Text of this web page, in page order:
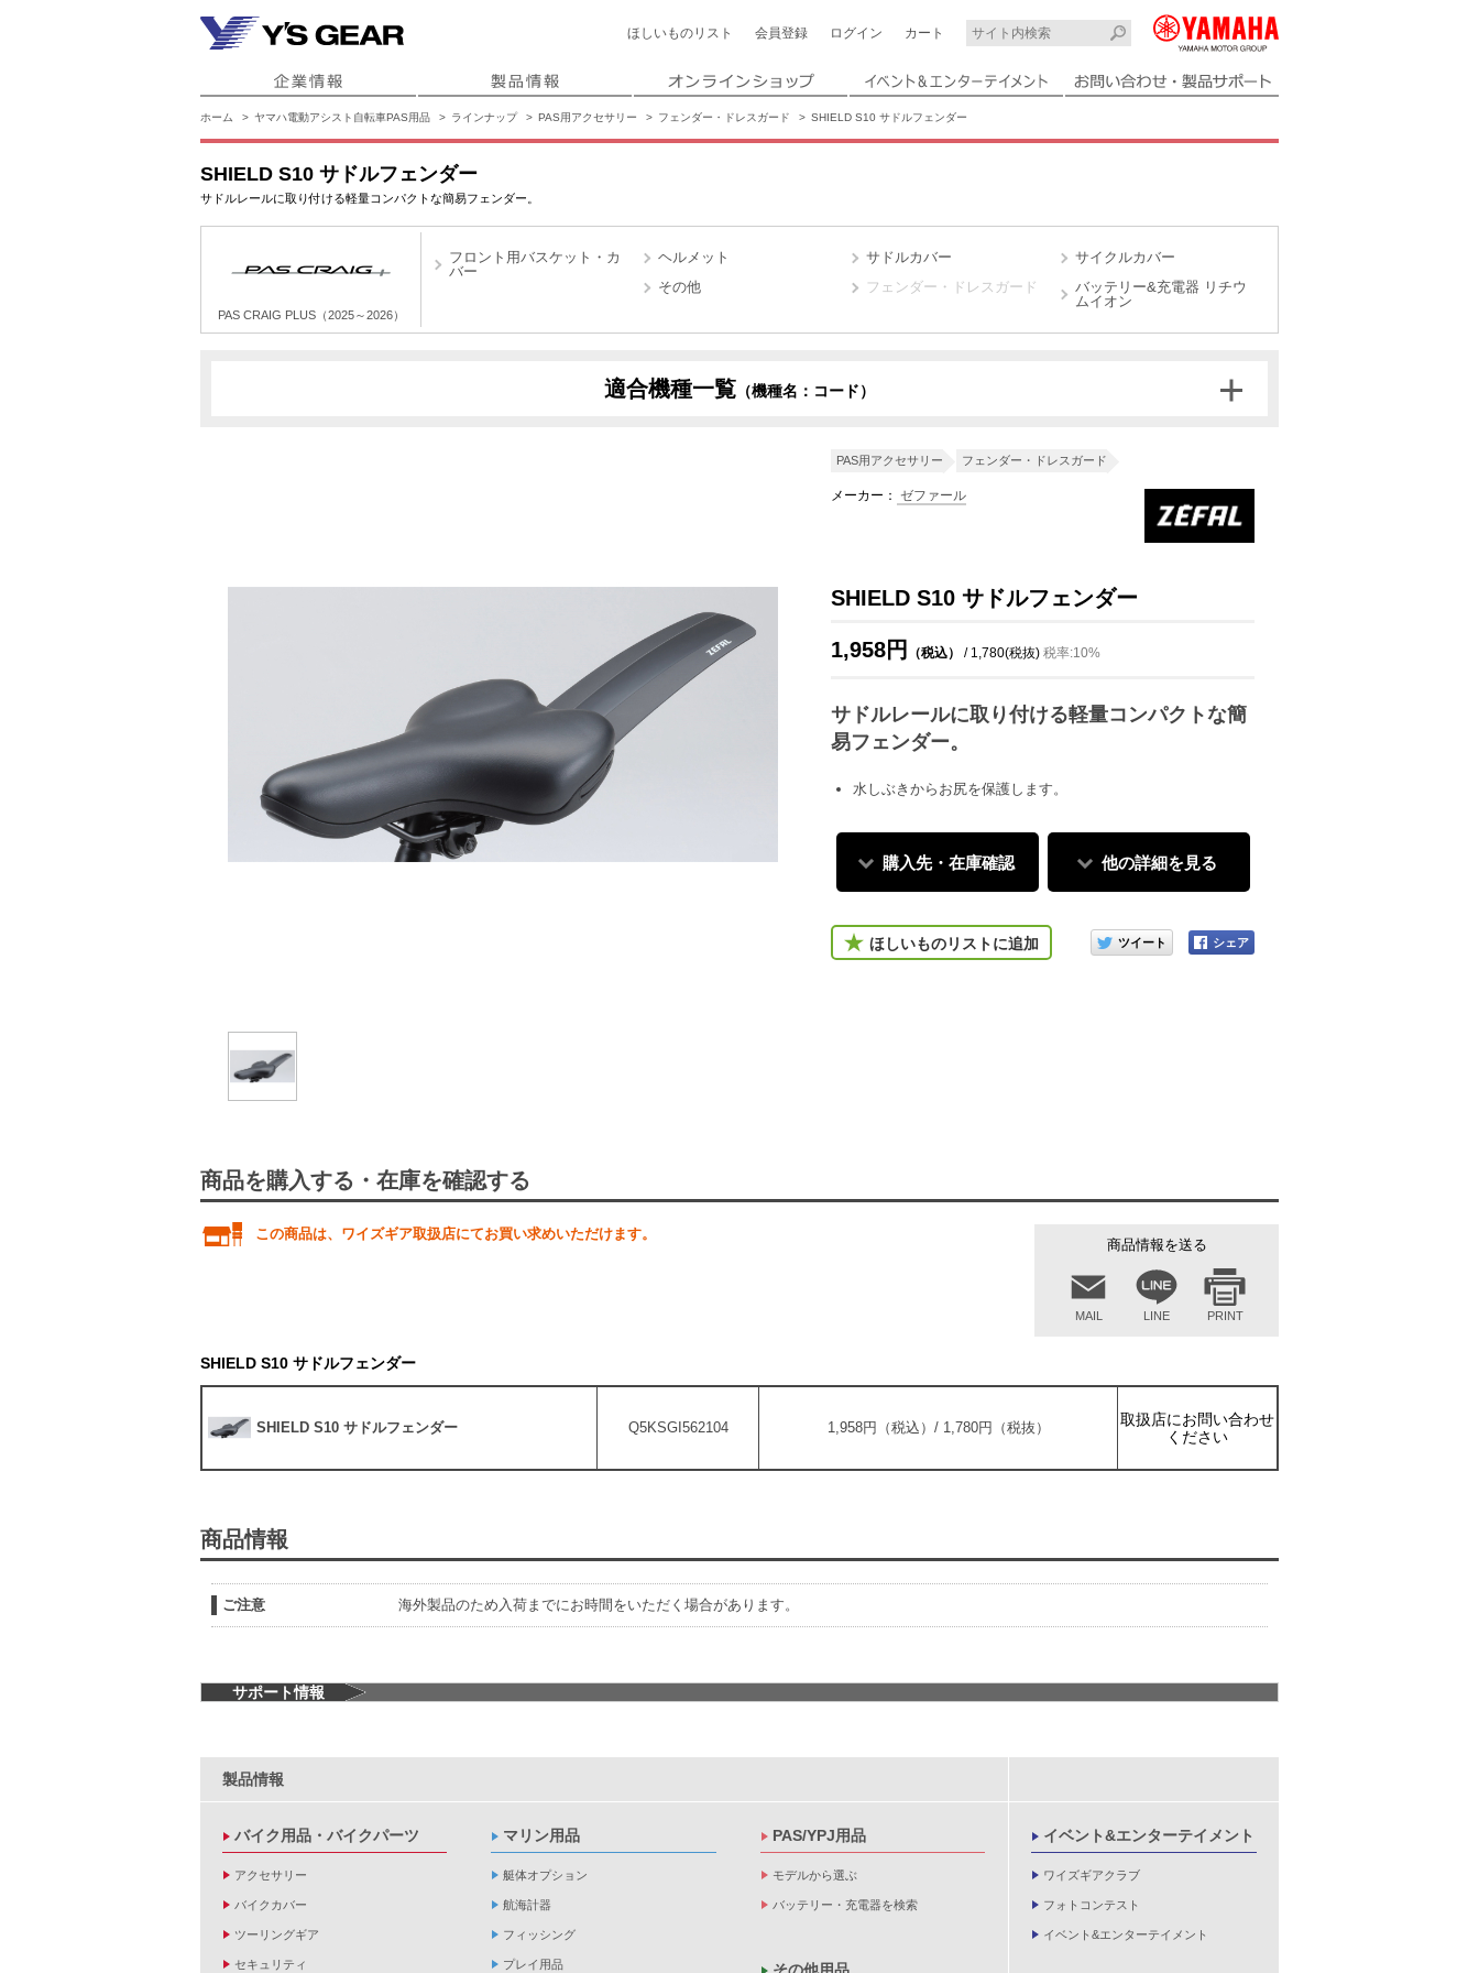
ほしいもの リスト 会員登録 ログイン カート
ホーム ヤマハ電動アシスト自転車PAS用品 ラインナップ PAS用アクセサリー フェンダー・ドレスガード SHIELD S10 サドルフェンダー
SHIELD S10 サドルフェンダー
サドルレールに取り付ける軽量コンパクトな簡易フェンダー。
PAS CRAIG PLUS（2025～2026）
フロント用バスケット・カ
バー
ヘルメット サドルカバー
サイクルカバー
その他
フェンダー・ドレスガード
バッテリー&充電器 リチウ
ムイオン
適合機種一覧 （機種名：コード）
PAS用アクセサリー フェンダー・ドレスガード
メーカー： ゼファール
SHIELD S10 サドルフェンダー
1,958円 （税込） / 1,780(税抜) 税率:10%
サドルレールに取り付ける軽量コンパクトな簡
易フェンダー。
水しぶきからお尻を保護します。
購入先・在庫確認 他の詳細を見る
ほしいものリストに追加
このアイテムをシェアする
商品を購入する・在庫を確認する
商品情報を送る
MAIL LINE PRINT
この商品は、ワイズギア取扱店にてお買い求めいただけます。
SHIELD S10 サドルフェンダー
SHIELD S10 サドルフェンダー Q5KSGI562104 1,958円（税込）/ 1,780円（税抜）
取扱店にお問い合わせ
ください
商品情報
ご注意 海外製品のため入荷までにお時間をいただく場合があります。
サポート情報
製品情報
バイク用品・バイクパーツ
アクセサリー
バイクカバー
ツーリングギア
セキュリティ
マリン用品
艇体オプション
航海計器
フィッシング
プレイ用品
PAS/YPJ用品
モデルから選ぶ
バッテリー・充電器を検索
イベント&エンターテイメント
ワイズギアクラブ
フォトコンテスト
イベント&エンターテイメント